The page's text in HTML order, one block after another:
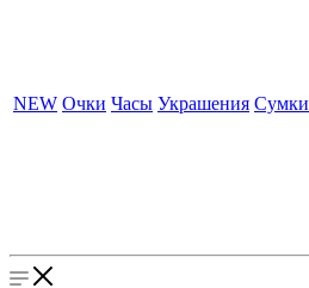
NEW Очки Часы Украшения Сумки